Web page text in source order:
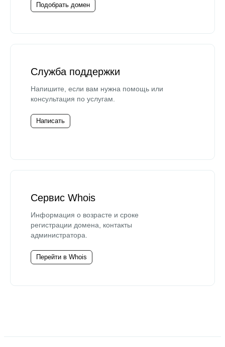
Подобрать домен
Служба поддержки
Напишите, если вам нужна помощь или
консультация по услугам.
Написать
Сервис Whois
Информация о возрасте и сроке
регистрации домена, контакты
администратора.
Перейти в Whois